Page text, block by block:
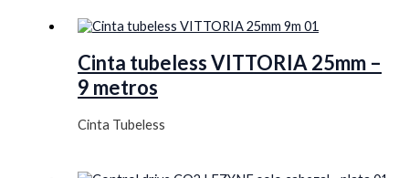
Cinta tubeless VITTORIA 25mm –
9 metros
Cinta Tubeless